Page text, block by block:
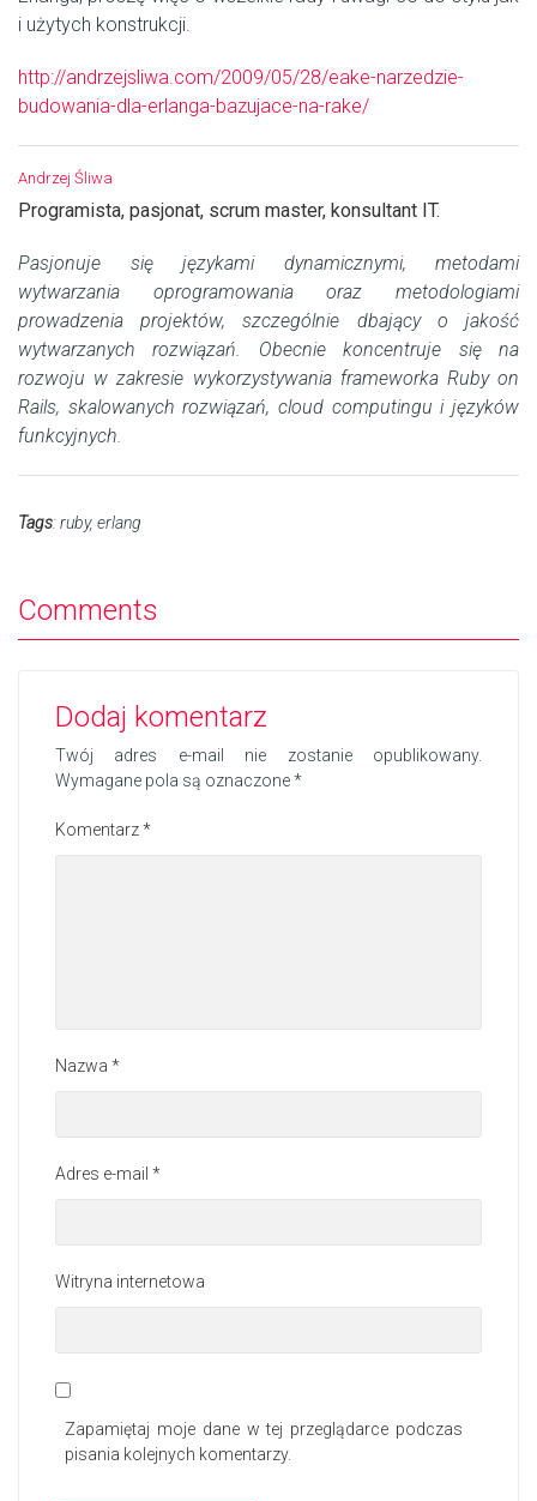
i użytych konstrukcji.
http://andrzejsliwa.com/2009/05/28/eake-narzedzie-
budowania-dla-erlanga-bazujace-na-rake/
Andrzej Śliwa
Programista, pasjonat, scrum master, konsultant IT.
Pasjonuje się językami dynamicznymi, metodami
wytwarzania oprogramowania oraz metodologiami
prowadzenia projektów, szczególnie dbający o jakość
wytwarzanych rozwiązań. Obecnie koncentruje się na
rozwoju w zakresie wykorzystywania frameworka Ruby on
Rails, skalowanych rozwiązań, cloud computingu i języków
funkcyjnych.
Tags:ruby, erlang
Comments
Dodaj komentarz
Twój adres e-mail nie zostanie opublikowany.
Wymagane pola są oznaczone*
Komentarz*
Nazwa *
Adres e-mail *
Witryna internetowa
Zapamiętaj moje dane w tej przeglądarce podczas
pisania kolejnych komentarzy.